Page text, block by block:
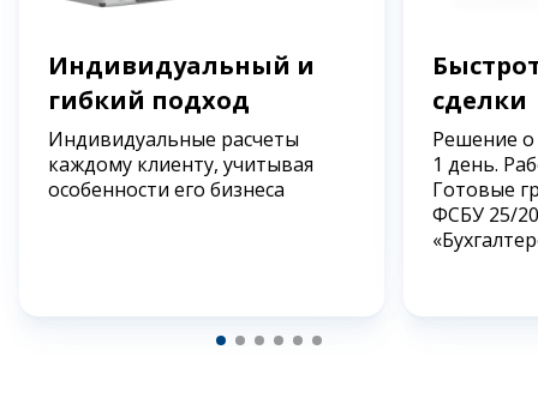
Индивидуальный и
гибкий подход
Индивидуальные расчеты
каждому клиенту, учитывая
особенности его бизнеса
сделки
Решение
1 день.
Готовые
ФСБУ 25/